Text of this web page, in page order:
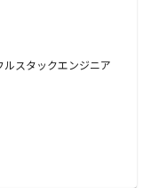
スタックエンジニア